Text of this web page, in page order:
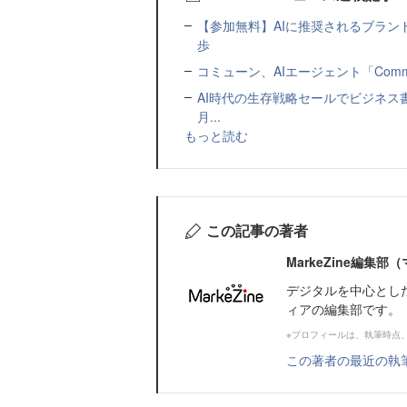
【参加無料】AIに推奨されるブラ
歩
コミューン、AIエージェント「
AI時代の生存戦略セールでビジネ
月...
もっと読む
この記事の著者
MarkeZine編集部（
デジタルを中心とし
ィアの編集部です。
※プロフィールは、執筆時点
この著者の最近の執